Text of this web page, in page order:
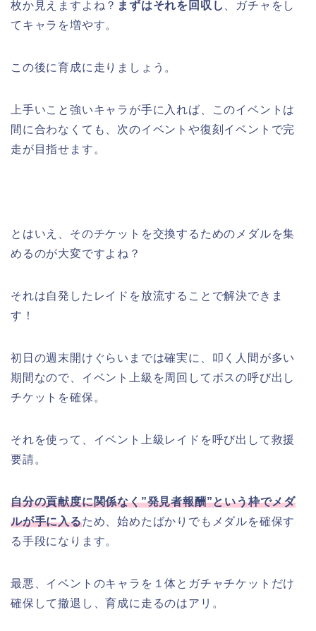
枚か見えますよね？ まずはそれを回収し
、ガチャをし
てキャラを増やす。
この後に育成に走りましょう。
上手いこと強いキャラが手に入れば、このイベントは
間に合わなくても、次のイベントや復刻イベントで完
走が目指せます。
とはいえ、そのチケットを交換するためのメダルを集
めるのが大変ですよね？
それは自発したレイドを放流することで解決できま
す！
初日の週末開けぐらいまでは確実に、叩く人間が多い
期間なので、イベント上級を周回してボスの呼び出し
チケットを確保。
それを使って、イベント上級レイドを呼び出して救援
要請。
自分の貢献度に関係なく”発見者報酬”という枠でメダ
ルが手に入るため、始めたばかりでもメダルを確保す
る手段になります。
最悪、イベントのキャラを１体とガチャチケットだけ
確保して撤退し、育成に走るのはアリ。